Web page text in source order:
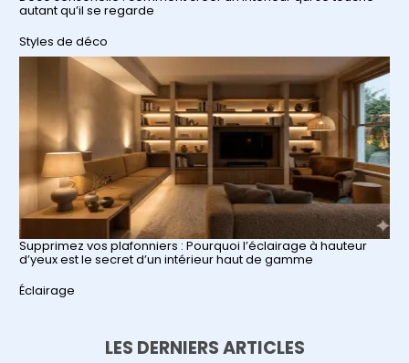
autant qu’il se regarde
Par rapport à
Styles de déco
Supprimez vos plafonniers : Pourquoi l’éclairage à hauteur
d’yeux est le secret d’un intérieur haut de gamme
Par rapport à
Éclairage
LES DERNIERS ARTICLES